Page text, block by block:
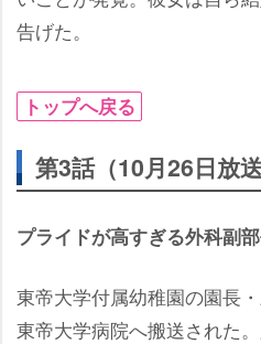
告げた。
トップへ戻る
第3話（10月26日放送
プライドが高すぎる外科副
東帝大学付属幼稚園の園長
東帝大学病院へ搬送された